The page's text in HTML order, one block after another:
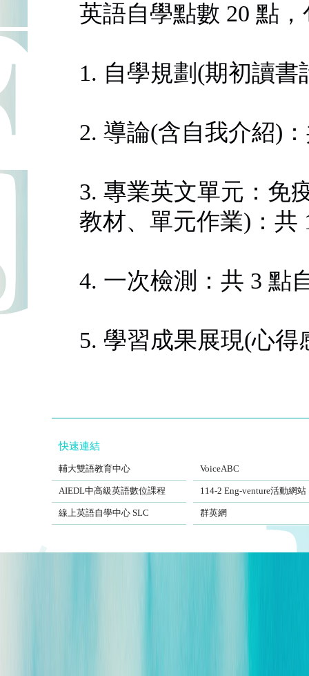
英語自學點數 20 點，
1. 自學規劃(期初讀
2. 導論(含自我介紹)
3. 專業英文單元：免
教材、單元作業)：共
4. 一次檢測：共 3 點
5. 學習成果展現(心
快速連結
FJCUBEC
輔大雙語教育中心
VoiceABC
AIEDL中高級英語數位課程
AIEDL中高級英語數位課程
114-2 Eng-venture活動網站
Self-Learning Center
線上英語自學中心 SLC
群英網